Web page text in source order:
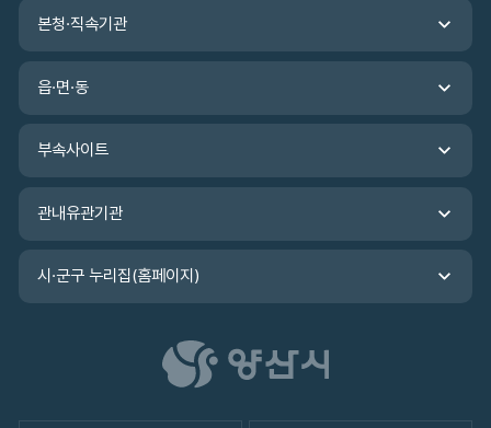
력
본청·직속기관
읍·면·동
부속사이트
관내유관기관
시·군구 누리집(홈페이지)